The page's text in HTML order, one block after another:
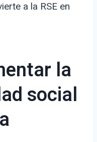
a la RSE en
la
social